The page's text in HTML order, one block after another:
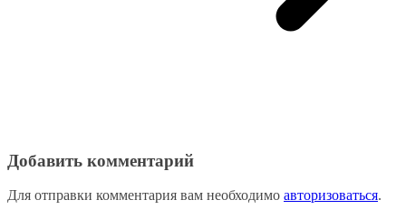
Добавить комментарий
Для отправки комментария вам необходимо авторизоваться.